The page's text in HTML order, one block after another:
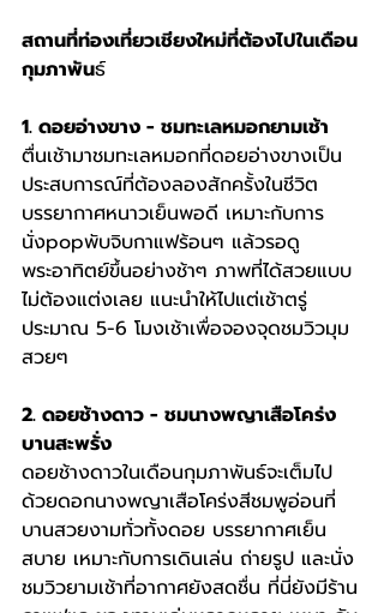
สถานที่ท่องเที่ยวเชียงใหม่ที่ต้องไปในเดือน
กุมภาพันธ์
1. ดอยอ่างขาง - ชมทะเลหมอกยามเช้า
ตื่นเช้ามาชมทะเลหมอกที่ดอยอ่างขางเป็น
ประสบการณ์ที่ต้องลองสักครั้งในชีวิต
บรรยากาศหนาวเย็นพอดี เหมาะกับการ
นั่งpopพับจิบกาแฟร้อนๆ แล้วรอดู
พระอาทิตย์ขึ้นอย่างช้าๆ ภาพที่ได้สวยแบบ
ไม่ต้องแต่งเลย แนะนำให้ไปแต่เช้าตรู่
ประมาณ 5-6 โมงเช้าเพื่อจองจุดชมวิวมุม
สวยๆ
2. ดอยช้างดาว - ชมนางพญาเสือโคร่ง
บานสะพรั่ง
ดอยช้างดาวในเดือนกุมภาพันธ์จะเต็มไป
ด้วยดอกนางพญาเสือโคร่งสีชมพูอ่อนที่
บานสวยงามทั่วทั้งดอย บรรยากาศเย็น
สบาย เหมาะกับการเดินเล่น ถ่ายรูป และนั่ง
ชมวิวยามเช้าที่อากาศยังสดชื่น ที่นี่ยังมีร้าน